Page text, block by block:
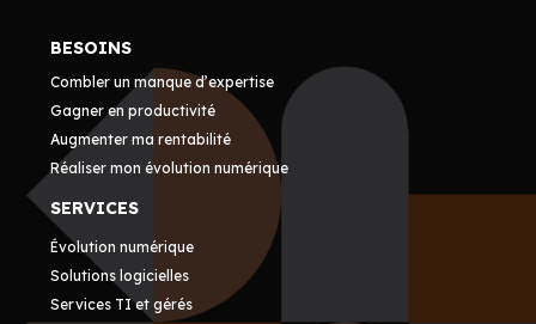
BESOINS
Combler un manque d’expertise
Gagner en productivité
Augmenter ma rentabilité
Réaliser mon évolution numérique
SERVICES
Évolution numérique
Solutions logicielles
Services TI et gérés